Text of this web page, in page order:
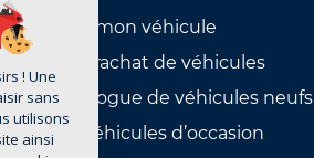
mon véhicule
Reprise et rachat de véhicules
catalogue de véhicules neufs
de véhicules d’occasion